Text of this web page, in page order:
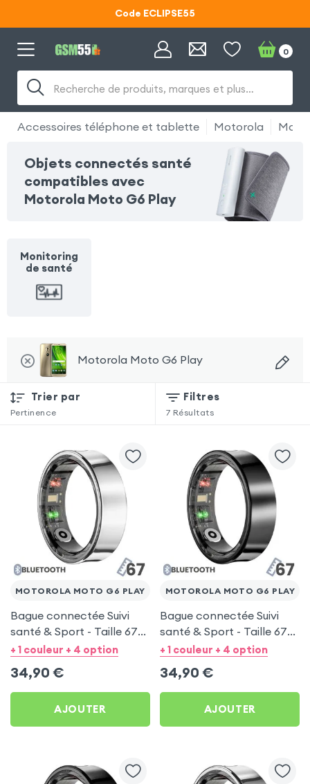
Code ECLIPSE55
Recherche de produits, marques et plus…
0
Accessoires téléphone et tablette Motorola
Objets connectés santé
compatibles avec
Motorola Moto G6 Play
Monitoring
de santé
Motorola Moto G6 Play
Trier par
Pertinence
Filtres
7 Résultats
MOTOROLA MOTO G6 PLAY
Bague connectée Suivi
santé & Sport - Taille 67
Argent
+ 1 couleur + 4 option
34,90 €
AJOUTER
MOTOROLA MOTO G6 PLAY
Bague connectée Suivi
santé & Sport - Taille 67
Noir
+ 1 couleur + 4 option
34,90 €
AJOUTER